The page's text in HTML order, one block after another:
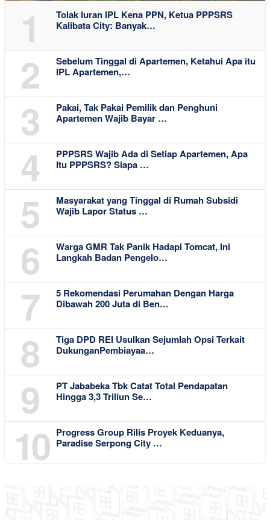
1
Tolak Iuran IPL Kena PPN, Ketua PPPSRS
Kalibata City: Banyak…
2
Sebelum Tinggal di Apartemen, Ketahui Apa itu
IPL Apartemen,…
3
Pakai, Tak Pakai Pemilik dan Penghuni
Apartemen Wajib Bayar …
4
PPPSRS Wajib Ada di Setiap Apartemen, Apa
Itu PPPSRS? Siapa …
5
Masyarakat yang Tinggal di Rumah Subsidi
Wajib Lapor Status …
6
Warga GMR Tak Panik Hadapi Tomcat, Ini
Langkah Badan Pengelo…
7
5 Rekomendasi Perumahan Dengan Harga
Dibawah 200 Juta di Ben…
8
Tiga DPD REI Usulkan Sejumlah Opsi Terkait
DukunganPembiayaa…
9
PT Jababeka Tbk Catat Total Pendapatan
Hingga 3,3 Triliun Se…
10
Progress Group Rilis Proyek Keduanya,
Paradise Serpong City …